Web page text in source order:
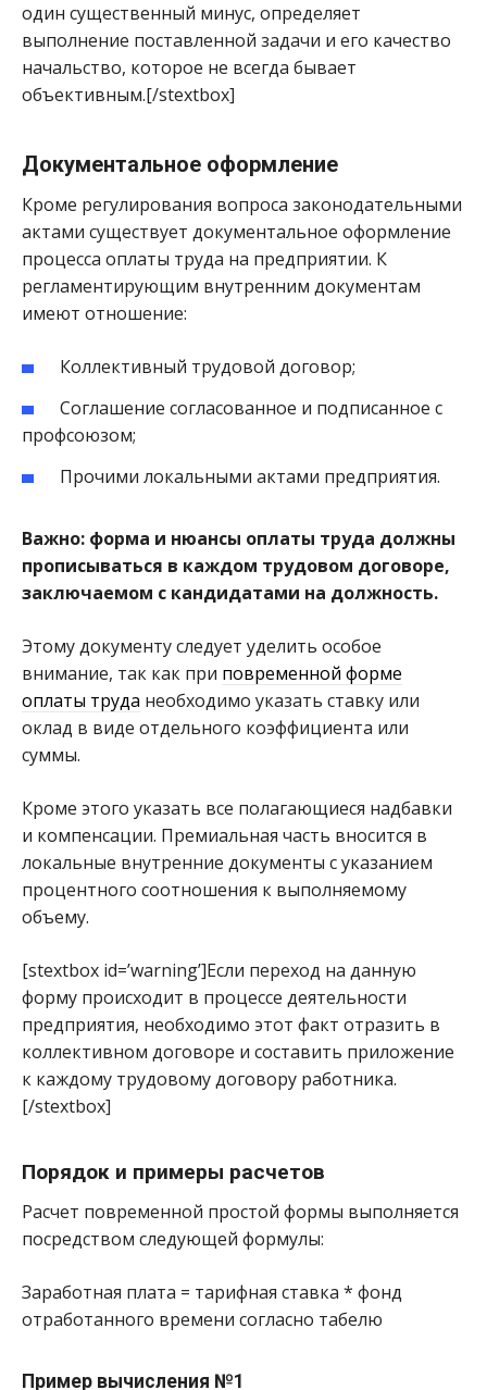
один существенный минус, определяет
выполнение поставленной задачи и его качество
начальство, которое не всегда бывает
объективным.[/stextbox]
Документальное оформление
Кроме регулирования вопроса законодательными
актами существует документальное оформление
процесса оплаты труда на предприятии. К
регламентирующим внутренним документам
имеют отношение:
Коллективный трудовой договор;
Соглашение согласованное и подписанное с
профсоюзом;
Прочими локальными актами предприятия.
Важно: форма и нюансы оплаты труда должны
прописываться в каждом трудовом договоре,
заключаемом с кандидатами на должность.
Этому документу следует уделить особое
внимание, так как при повременной форме
оплаты труда необходимо указать ставку или
оклад в виде отдельного коэффициента или
суммы.
Кроме этого указать все полагающиеся надбавки
и компенсации. Премиальная часть вносится в
локальные внутренние документы с указанием
процентного соотношения к выполняемому
объему.
[stextbox id=’warning’]Если переход на данную
форму происходит в процессе деятельности
предприятия, необходимо этот факт отразить в
коллективном договоре и составить приложение
к каждому трудовому договору работника.
[/stextbox]
Порядок и примеры расчетов
Расчет повременной простой формы выполняется
посредством следующей формулы:
Заработная плата = тарифная ставка * фонд
отработанного времени согласно табелю
Пример вычисления №1